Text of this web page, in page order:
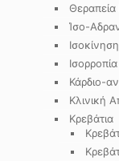
Ίσο-
Ισοκίνηση
Κάρδιο-
Κλινική
Κρεβάτια